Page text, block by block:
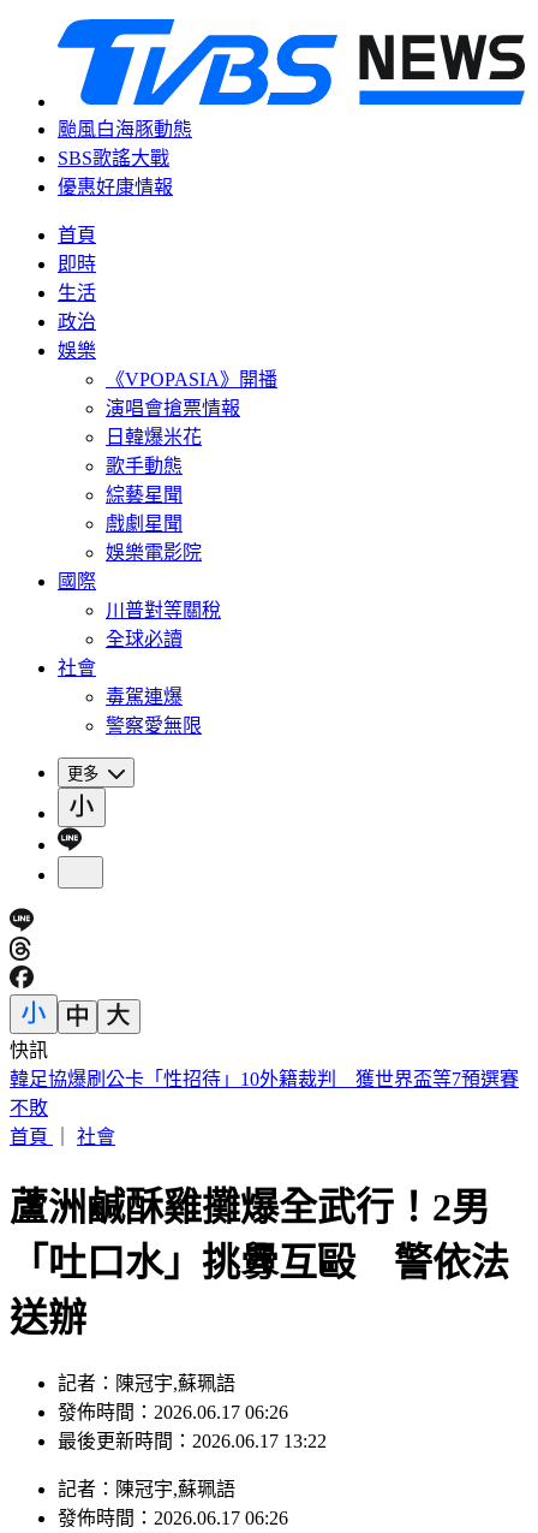
颱風白海豚動態
SBS歌謠大戰
優惠好康情報
首頁
即時
生活
政治
娛樂
《VPOPASIA》開播
演唱會搶票情報
日韓爆米花
歌手動態
綜藝星聞
戲劇星聞
娛樂電影院
國際
川普對等關稅
全球必讀
社會
毒駕連爆
警察愛無限
更多
快訊
陳明真、季忠平「家中爆發激烈口角」 遭警方上門關切
首頁
​蘆洲鹹酥雞攤爆全武行！2男
「吐口水」挑釁互毆 警依法
送辦
發佈時間：2026.06.17 06:26
最後更新時間：2026.06.17 13:22
發佈時間：2026.06.17 06:26
最後更新時間：2026.06.17 13:22